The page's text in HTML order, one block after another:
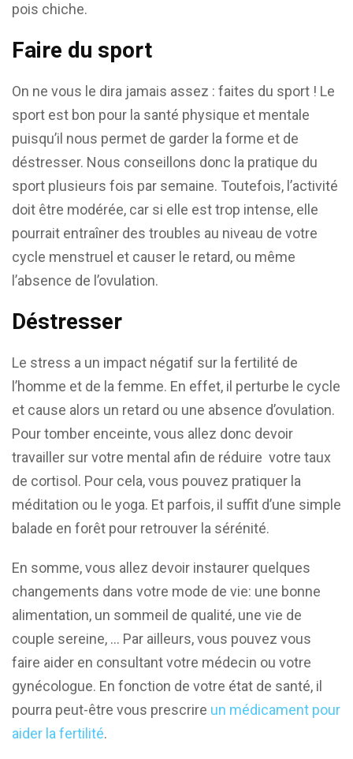
pois chiche.
Faire du sport
On ne vous le dira jamais assez : faites du sport ! Le
sport est bon pour la santé physique et mentale
puisqu’il nous permet de garder la forme et de
déstresser. Nous conseillons donc la pratique du
sport plusieurs fois par semaine. Toutefois, l’activité
doit être modérée, car si elle est trop intense, elle
pourrait entraîner des troubles au niveau de votre
cycle menstruel et causer le retard, ou même
l’absence de l’ovulation.
Déstresser
Le stress a un impact négatif sur la fertilité de
l’homme et de la femme. En effet, il perturbe le cycle
et cause alors un retard ou une absence d’ovulation.
Pour tomber enceinte, vous allez donc devoir
travailler sur votre mental afin de réduire votre taux
de cortisol. Pour cela, vous pouvez pratiquer la
méditation ou le yoga. Et parfois, il suffit d’une simple
balade en forêt pour retrouver la sérénité.
En somme, vous allez devoir instaurer quelques
changements dans votre mode de vie: une bonne
alimentation, un sommeil de qualité, une vie de
couple sereine, … Par ailleurs, vous pouvez vous
faire aider en consultant votre médecin ou votre
gynécologue. En fonction de votre état de santé, il
pourra peut-être vous prescrire un médicament pour
aider la fertilité.